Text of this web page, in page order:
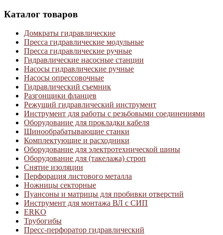
Каталог товаров
Домкраты гидравлические
Пресса гидравлические модульные
Пресса гидравлические ручные
Гидравлические насосные станции
Насосы гидравлические ручные
Насосы опрессовочные
Гидравлический съемник
Разгонщики фланцев
Режущий гидравлический инструмент
Инструмент для работы с резьбовыми соединениями
Оборудование для прокладки кабеля
Шинообрабатывающие станки
Комплектующие и расходники
Оборудование для электротехнической шины
Оборудование для (такелажа) строп
Снятие изоляции
Перфорация листового металла
Ножницы секторные
Пуансоны и матрицы для пробивки отверстий
Инструмент для монтажа ВЛ с СИП
ERKO
Трубогибы
Пресс-перфоратор гидравлический